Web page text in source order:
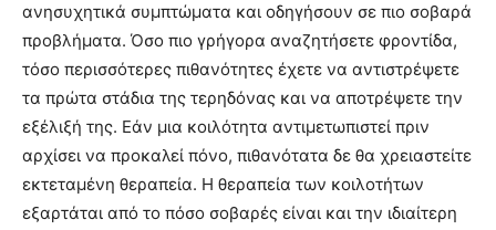
ανησυχητικά συμπτώματα και οδηγήσουν σε πιο σοβαρά
προβλήματα. Όσο πιο γρήγορα αναζητήσετε φροντίδα,
τόσο περισσότερες πιθανότητες έχετε να αντιστρέψετε
τα πρώτα στάδια της τερηδόνας και να αποτρέψετε την
εξέλιξή της. Εάν μια κοιλότητα αντιμετωπιστεί πριν
αρχίσει να προκαλεί πόνο, πιθανότατα δε θα χρειαστείτε
εκτεταμένη θεραπεία. Η θεραπεία των κοιλοτήτων
εξαρτάται από το πόσο σοβαρές είναι και την ιδιαίτερη